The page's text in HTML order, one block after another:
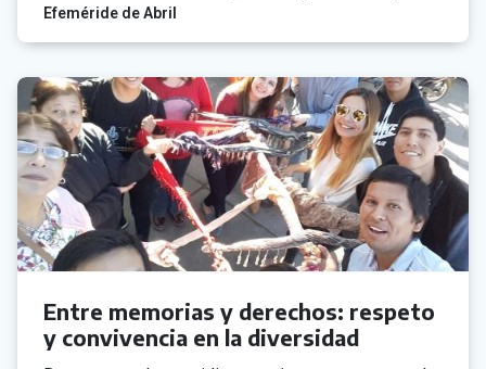
Efeméride de Abril
Entre memorias y derechos: respeto
y convivencia en la diversidad